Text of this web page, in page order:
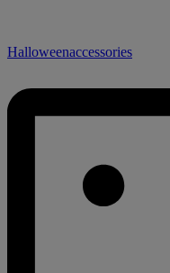
Halloweenaccessories